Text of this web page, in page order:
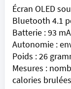
Écran OLED
Bluetooth 4.1
Batterie : 93
Autonomie :
Poids : 26
Mesures :
calories